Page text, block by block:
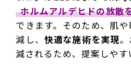
ホルムアルデヒドの放散
できます。そのため、肌
減し、 快適な施術を実現
減されるため、提案しやす